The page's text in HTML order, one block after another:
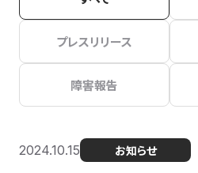
プレスリリース
障害報告
2024.10.15 お知らせ